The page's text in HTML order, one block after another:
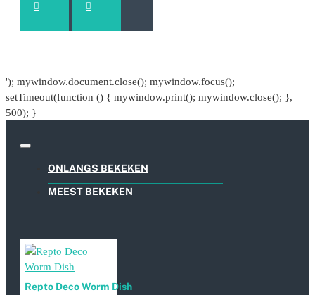
'); mywindow.document.close(); mywindow.focus();
setTimeout(function () { mywindow.print(); mywindow.close(); },
500); }
ONLANGS BEKEKEN
MEEST BEKEKEN
Repto Deco Worm Dish